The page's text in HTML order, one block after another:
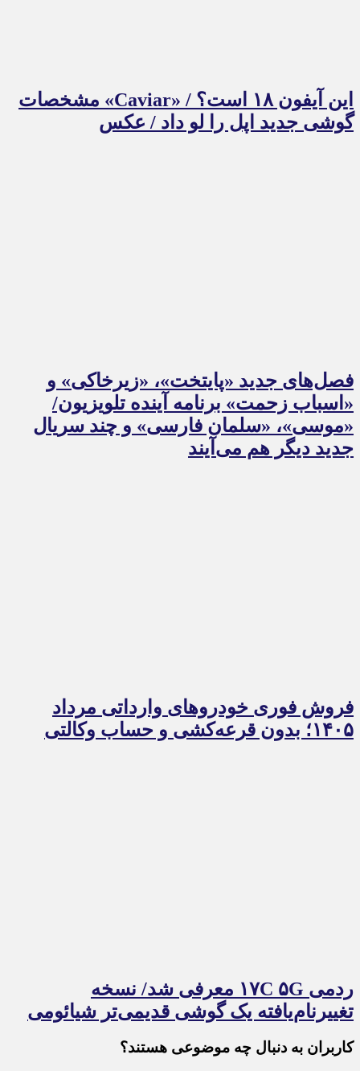
این آیفون ۱۸ است؟ / «Caviar» مشخصات
گوشی جدید اپل را لو داد / عکس
فصل‌های جدید «پایتخت»، «زیرخاکی» و
«اسباب زحمت» برنامه آینده تلویزیون/
«موسی»، «سلمان فارسی» و چند سریال
جدید دیگر هم می‌آیند
فروش فوری خودروهای وارداتی مرداد
۱۴۰۵؛ بدون قرعه‌کشی و حساب وکالتی
ردمی ۱۷C ۵G معرفی شد/ نسخه
تغییرنام‌یافته یک گوشی قدیمی‌تر شیائومی
کاربران به دنبال چه موضوعی هستند؟